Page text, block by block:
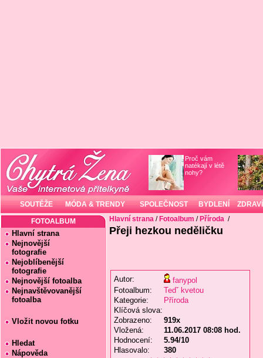
Proč vám
natékají v létě
nohy?
SOUTĚŽE MÓDA & TRENDY SPOLEČNOST BYDLENÍ ZDRAVÍ
FOTOALBUM
Hlavní strana
Nejnovější
fotografie
Nejoblíbenější
fotografie
Nejnovější fotoalba
Nejnavštěvovanější
fotoalba
Vložit novou fotku
Hledat
Nápověda
Hlavní strana / Fotoalbum / Příroda /
Přeji hezkou neděličku
Autor:
fanypol
Fotoalbum:
Tedˇ kvetou
Kategorie:
Příroda
Klíčová slova:
Zobrazeno:
919x
Vložená:
11.06.2017 08:08 hod.
Hodnocení:
5.94/10
Hlasovalo:
380